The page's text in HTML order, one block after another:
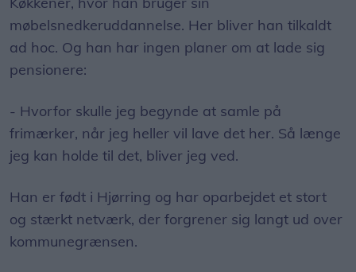
møbelsnedkeruddannelse. Her bliver han tilkaldt
ad hoc. Og han har ingen planer om at lade sig
pensionere:
- Hvorfor skulle jeg begynde at samle på
frimærker, når jeg heller vil lave det her. Så længe
jeg kan holde til det, bliver jeg ved.
Han er født i Hjørring og har oparbejdet et stort
og stærkt netværk, der forgrener sig langt ud over
kommunegrænsen.